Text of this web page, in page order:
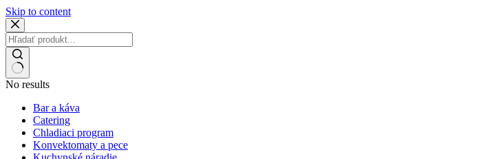
Skip to content
No results
Bar a káva
Catering
Chladiaci program
Konvektomaty a pece